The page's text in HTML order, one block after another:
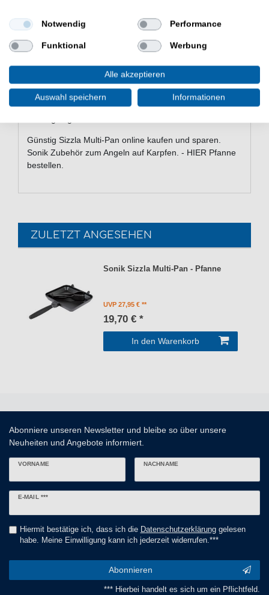
Antihaftbeschichtung
Abnehmbarer Griff zur einfachen Aufbewahrung
robustes T-Lock-Griffbefestigungssystem
Verstärktes D-Scharnier ermöglicht das
Zusammenfügen mehrerer Pfannen
Multi-Utensilien-Zange im Lieferumfang enthalten
Nicht für den Einsatz auf Induktionskochfeldern
Günstig Sizzla Multi-Pan online kaufen und sparen.
Sonik Zubehör zum Angeln auf Karpfen. - HIER Pfanne
bestellen.
ZULETZT ANGESEHEN
Sonik Sizzla Multi-Pan - Pfanne
UVP 27,95 €
19,70 € *
In den Warenkorb
Abonniere unseren Newsletter und bleibe so über unsere
Neuheiten und Angebote informiert.
VORNAME NACHNAME
E-MAIL ***
Newsletter
Hiermit bestätige ich, dass ich die Daten­schutz­erklärunggelesen
habe. Meine Einwilligung kann ich jederzeit widerrufen.***
Abonnieren
*** Hierbei handelt es sich um ein Pflichtfeld.
Notwendig Performance
Funktional Werbung
Alle akzeptieren
Auswahl speichern Informationen